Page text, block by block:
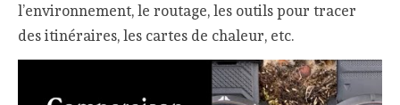
l’environnement, le routage, les outils pour tracer
des itinéraires, les cartes de chaleur, etc.